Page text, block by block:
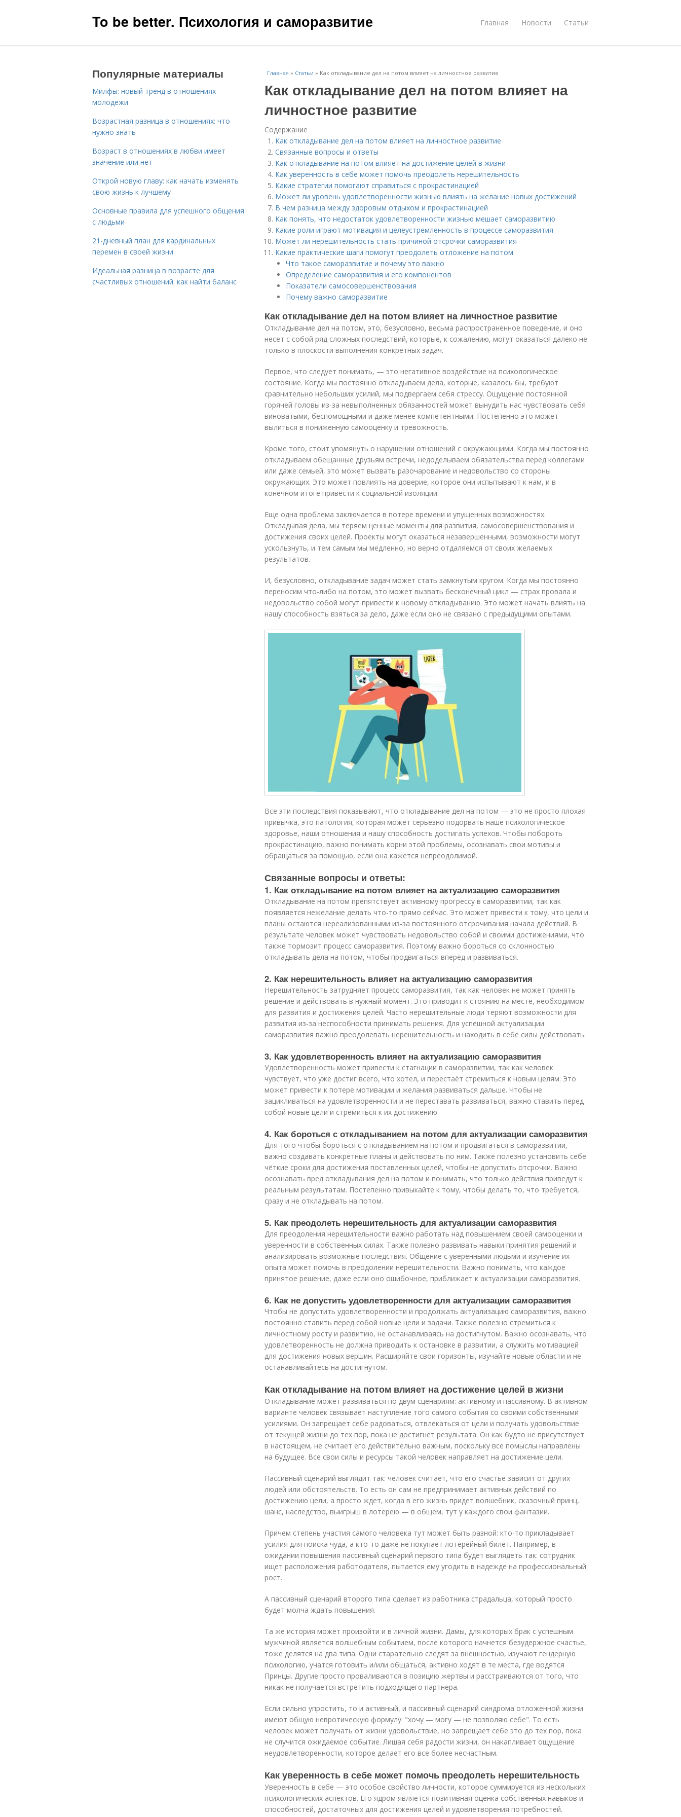
To be better. Психология и саморазвитие Главная Новости Статьи
Главная » Статьи » Как откладывание дел на потом влияет на личностное развитие
Как откладывание дел на потом влияет на
личностное развитие
Содержание
Как откладывание дел на потом влияет на личностное развитие
Связанные вопросы и ответы
Как откладывание на потом влияет на достижение целей в жизни
Как уверенность в себе может помочь преодолеть нерешительность
Какие стратегии помогают справиться с прокрастинацией
Может ли уровень удовлетворенности жизнью влиять на желание новых достижений
В чем разница между здоровым отдыхом и прокрастинацией
Как понять, что недостаток удовлетворенности жизнью мешает саморазвитию
Какие роли играют мотивация и целеустремленность в процессе саморазвития
Может ли нерешительность стать причиной отсрочки саморазвития
Какие практические шаги помогут преодолеть отложение на потом
Что такое саморазвитие и почему это важно
Определение саморазвития и его компонентов
Показатели самосовершенствования
Почему важно саморазвитие
Как откладывание дел на потом влияет на личностное развитие
Откладывание дел на потом, это, безусловно, весьма распространенное поведение, и оно
несет с собой ряд сложных последствий, которые, к сожалению, могут оказаться далеко не
только в плоскости выполнения конкретных задач.
Первое, что следует понимать, — это негативное воздействие на психологическое
состояние. Когда мы постоянно откладываем дела, которые, казалось бы, требуют
сравнительно небольших усилий, мы подвергаем себя стрессу. Ощущение постоянной
горячей головы из-за невыполненных обязанностей может вынудить нас чувствовать себя
виноватыми, беспомощными и даже менее компетентными. Постепенно это может
вылиться в пониженную самооценку и тревожность.
Кроме того, стоит упомянуть о нарушении отношений с окружающими. Когда мы постоянно
откладываем обещанные друзьям встречи, недоделываем обязательства перед коллегами
или даже семьей, это может вызвать разочарование и недовольство со стороны
окружающих. Это может повлиять на доверие, которое они испытывают к нам, и в
конечном итоге привести к социальной изоляции.
Еще одна проблема заключается в потере времени и упущенных возможностях.
Откладывая дела, мы теряем ценные моменты для развития, самосовершенствования и
достижения своих целей. Проекты могут оказаться незавершенными, возможности могут
ускользнуть, и тем самым мы медленно, но верно отдаляемся от своих желаемых
результатов.
И, безусловно, откладывание задач может стать замкнутым кругом. Когда мы постоянно
переносим что-либо на потом, это может вызвать бесконечный цикл — страх провала и
недовольство собой могут привести к новому откладыванию. Это может начать влиять на
нашу способность взяться за дело, даже если оно не связано с предыдущими опытами.
Все эти последствия показывают, что откладывание дел на потом — это не просто плохая
привычка, это патология, которая может серьезно подорвать наше психологическое
здоровье, наши отношения и нашу способность достигать успехов. Чтобы побороть
прокрастинацию, важно понимать корни этой проблемы, осознавать свои мотивы и
обращаться за помощью, если она кажется непреодолимой.
Связанные вопросы и ответы:
1. Как откладывание на потом влияет на актуализацию саморазвития
Откладывание на потом препятствует активному прогрессу в саморазвитии, так как
появляется нежелание делать что-то прямо сейчас. Это может привести к тому, что цели и
планы остаются нереализованными из-за постоянного отсрочивания начала действий. В
результате человек может чувствовать недовольство собой и своими достижениями, что
также тормозит процесс саморазвития. Поэтому важно бороться со склонностью
откладывать дела на потом, чтобы продвигаться вперёд и развиваться.
2. Как нерешительность влияет на актуализацию саморазвития
Нерешительность затрудняет процесс саморазвития, так как человек не может принять
решение и действовать в нужный момент. Это приводит к стоянию на месте, необходимом
для развития и достижения целей. Часто нерешительные люди теряют возможности для
развития из-за неспособности принимать решения. Для успешной актуализации
саморазвития важно преодолевать нерешительность и находить в себе силы действовать.
3. Как удовлетворенность влияет на актуализацию саморазвития
Удовлетворенность может привести к стагнации в саморазвитии, так как человек
чувствует, что уже достиг всего, что хотел, и перестаёт стремиться к новым целям. Это
может привести к потере мотивации и желания развиваться дальше. Чтобы не
зацикливаться на удовлетворенности и не переставать развиваться, важно ставить перед
собой новые цели и стремиться к их достижению.
4. Как бороться с откладыванием на потом для актуализации саморазвития
Для того чтобы бороться с откладыванием на потом и продвигаться в саморазвитии,
важно создавать конкретные планы и действовать по ним. Также полезно установить себе
чёткие сроки для достижения поставленных целей, чтобы не допустить отсрочки. Важно
осознавать вред откладывания дел на потом и понимать, что только действия приведут к
реальным результатам. Постепенно привыкайте к тому, чтобы делать то, что требуется,
сразу и не откладывать на потом.
5. Как преодолеть нерешительность для актуализации саморазвития
Для преодоления нерешительности важно работать над повышением своей самооценки и
уверенности в собственных силах. Также полезно развивать навыки принятия решений и
анализировать возможные последствия. Общение с уверенными людьми и изучение их
опыта может помочь в преодолении нерешительности. Важно понимать, что каждое
принятое решение, даже если оно ошибочное, приближает к актуализации саморазвития.
6. Как не допустить удовлетворенности для актуализации саморазвития
Чтобы не допустить удовлетворенности и продолжать актуализацию саморазвития, важно
постоянно ставить перед собой новые цели и задачи. Также полезно стремиться к
личностному росту и развитию, не останавливаясь на достигнутом. Важно осознавать, что
удовлетворенность не должна приводить к остановке в развитии, а служить мотивацией
для достижения новых вершин. Расширяйте свои горизонты, изучайте новые области и не
останавливайтесь на достигнутом.
Как откладывание на потом влияет на достижение целей в жизни
Откладывание может развиваться по двум сценариям: активному и пассивному. В активном
варианте человек связывает наступление того самого события со своими собственными
усилиями. Он запрещает себе радоваться, отвлекаться от цели и получать удовольствие
от текущей жизни до тех пор, пока не достигнет результата. Он как будто не присутствует
в настоящем, не считает его действительно важным, поскольку все помыслы направлены
на будущее. Все свои силы и ресурсы такой человек направляет на достижение цели.
Пассивный сценарий выглядит так: человек считает, что его счастье зависит от других
людей или обстоятельств. То есть он сам не предпринимает активных действий по
достижению цели, а просто ждет, когда в его жизнь придет волшебник, сказочный принц,
шанс, наследство, выигрыш в лотерею — в общем, тут у каждого свои фантазии.
Причем степень участия самого человека тут может быть разной: кто-то прикладывает
усилия для поиска чуда, а кто-то даже не покупает лотерейный билет. Например, в
ожидании повышения пассивный сценарий первого типа будет выглядеть так: сотрудник
ищет расположения работодателя, пытается ему угодить в надежде на профессиональный
рост.
А пассивный сценарий второго типа сделает из работника страдальца, который просто
будет молча ждать повышения.
Та же история может произойти и в личной жизни. Дамы, для которых брак с успешным
мужчиной является волшебным событием, после которого начнется безудержное счастье,
тоже делятся на два типа. Одни старательно следят за внешностью, изучают гендерную
психологию, учатся готовить и/или общаться, активно ходят в те места, где водятся
Принцы. Другие просто проваливаются в позицию жертвы и расстраиваются от того, что
никак не получается встретить подходящего партнера.
Если сильно упростить, то и активный, и пассивный сценарий синдрома отложенной жизни
имеют общую невротическую формулу: "хочу — могу — не позволяю себе". То есть
человек может получать от жизни удовольствие, но запрещает себе это до тех пор, пока
не случится ожидаемое событие. Лишая себя радости жизни, он накапливает ощущение
неудовлетворенности, которое делает его все более несчастным.
Как уверенность в себе может помочь преодолеть нерешительность
Уверенность в себе — это особое свойство личности, которое суммируется из нескольких
психологических аспектов. Его ядром является позитивная оценка собственных навыков и
способностей, достаточных для достижения целей и удовлетворения потребностей.
Популярные материалы
Милфы: новый тренд в отношениях
молодежи
Возрастная разница в отношениях: что
нужно знать
Возраст в отношениях в любви имеет
значение или нет
Открой новую главу: как начать изменять
свою жизнь к лучшему
Основные правила для успешного общения
с людьми
21-дневный план для кардинальных
перемен в своей жизни
Идеальная разница в возрасте для
счастливых отношений: как найти баланс